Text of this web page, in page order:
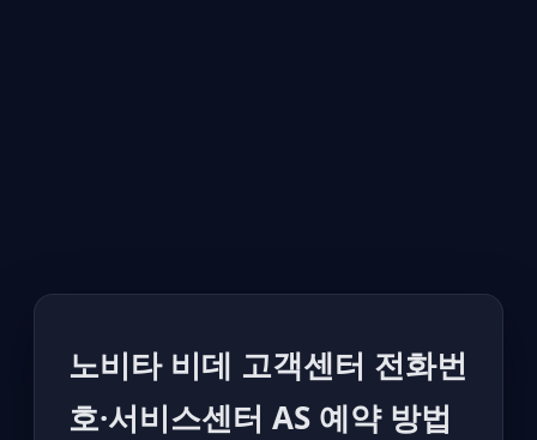
노비타 비데 고객센터 전화번
호·서비스센터 AS 예약 방법